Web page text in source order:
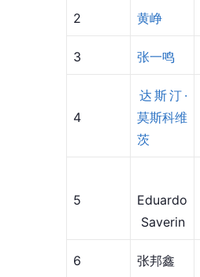
​2 黄峥
​3 张一鸣
​4
达斯汀·
莫斯科维
茨
​5
Eduardo
Saverin
​6 ​张邦鑫